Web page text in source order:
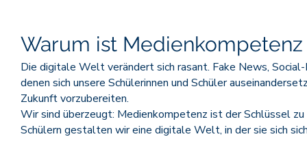
Warum ist
Die digitale Welt verändert sich rasant. Fake News,
denen sich unsere Schülerinnen und Schüler
Zukunft vorzubereiten.
Wir sind überzeugt: Medienkompetenz ist der Schlüssel
Schülern gestalten wir eine digitale Welt, in der sie sich